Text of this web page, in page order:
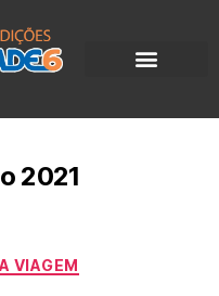
2021
VIAGEM